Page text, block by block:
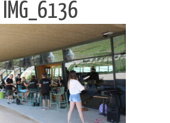
IMG_6136